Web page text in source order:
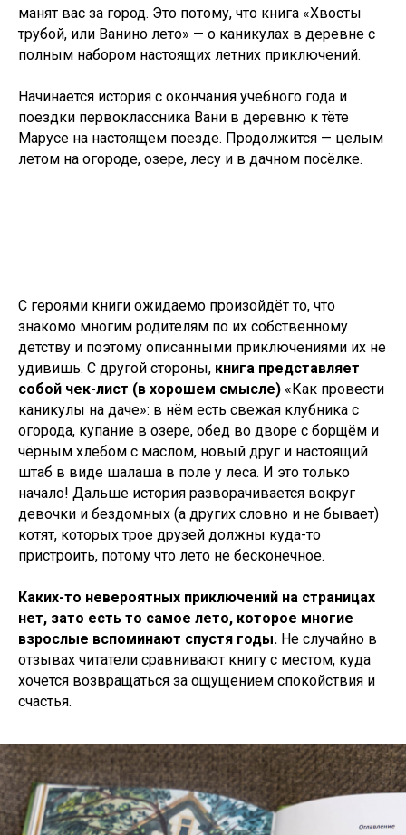
манят вас за город. Это потому, что книга «Хвосты
трубой, или Ванино лето» — о каникулах в деревне с
полным набором настоящих летних приключений.
Начинается история с окончания учебного года и
поездки первоклассника Вани в деревню к тёте
Марусе на настоящем поезде. Продолжится — целым
летом на огороде, озере, лесу и в дачном посёлке.
С героями книги ожидаемо произойдёт то, что
знакомо многим родителям по их собственному
детству и поэтому описанными приключениями их не
удивишь. С другой стороны, книга представляет
собой чек-лист (в хорошем смысле) «Как провести
каникулы на даче»: в нём есть свежая клубника с
огорода, купание в озере, обед во дворе с борщём и
чёрным хлебом с маслом, новый друг и настоящий
штаб в виде шалаша в поле у леса. И это только
начало! Дальше история разворачивается вокруг
девочки и бездомных (а других словно и не бывает)
котят, которых трое друзей должны куда-то
пристроить, потому что лето не бесконечное.
Каких-то невероятных приключений на страницах
нет, зато есть то самое лето, которое многие
взрослые вспоминают спустя годы. Не случайно в
отзывах читатели сравнивают книгу с местом, куда
хочется возвращаться за ощущением спокойствия и
счастья.